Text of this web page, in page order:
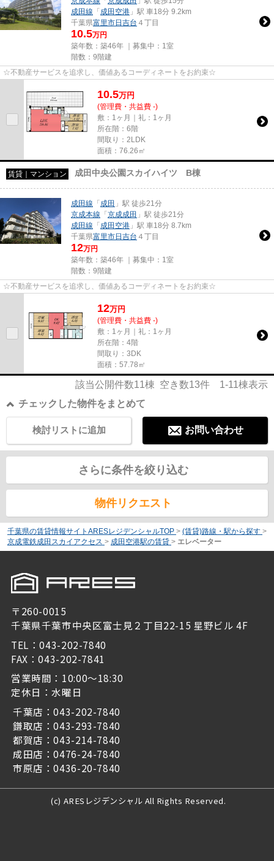
成田線 「成田空港 」駅 車18分 9.2km
千葉県富里市日吉台 ４丁目
10.5万円
築年数：築46年 ｜募集中： 1室
階数：9階建
☆不動産サービスを追求し、価値あるコーディネートをお約束☆
10.5万円
(管理費・共益費 -)
敷：1ヶ月｜礼：1ヶ月
所在階：6階
間取り：2LDK
面積：76.26㎡
賃貸｜マンション 成田中央公園スカイハイツ B棟
成田線 「成田 」駅 徒歩21分
京成本線 「京成成田 」駅 徒歩21分
成田線 「成田空港 」駅 車18分 8.7km
千葉県富里市日吉台 ４丁目
12万円
築年数：築46年 ｜募集中： 1室
階数：9階建
☆不動産サービスを追求し、価値あるコーディネートをお約束☆
12万円
(管理費・共益費 -)
敷：1ヶ月｜礼：1ヶ月
所在階：4階
間取り：3DK
面積：57.78㎡
該当公開件数11棟 空き数13件 1-11棟表示
チェックした物件をまとめて
お問い合わせ
検討リストに追加
さらに条件を絞り込む
物件リクエスト
千葉県の賃貸情報サイトARESレジデンシャルTOP > (賃貸)路線・駅から探す >
京成電鉄成田スカイアクセス > 成田空港駅の賃貸 > エレベーター
〒260-0015
千葉県千葉市中央区富士見２丁目22-15 星野ビル 4F
TEL：043-202-7840
FAX：043-202-7841
営業時間：10:00～18:30
定休日：水曜日
千葉店：043-202-7840
鎌取店：043-293-7840
都賀店：043-214-7840
成田店：0476-24-7840
市原店：0436-20-7840
(c) ARESレジデンシャル All Rights Reserved.